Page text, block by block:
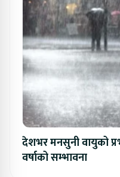
देशभर मनसुनी वायुको
वर्षाको सम्भावना